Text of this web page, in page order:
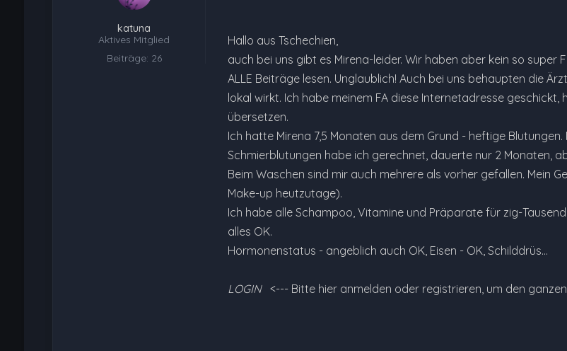
katuna
Aktives Mitglied
Beiträge: 26
Hallo aus Tschechien,
auch bei uns gibt es Mirena-leider. Wir haben aber kein so super
ALLE Beiträge lesen. Unglaublich! Auch bei uns behaupten die
lokal wirkt. Ich habe meinem FA diese Internetadresse
übersetzen.
Ich hatte Mirena 7,5 Monaten aus dem Grund - heftige
Schmierblutungen habe ich gerechnet, dauerte nur 2 Monaten,
Beim Waschen sind mir auch mehrere als vorher gefallen. Mein
Make-up heutzutage).
Ich habe alle Schampoo, Vitamine und Präparate für zig-
alles OK.
Hormonenstatus - angeblich auch OK, Eisen - OK, Schilddrüs…
LOGIN <--- Bitte hier anmelden oder registrieren, um den